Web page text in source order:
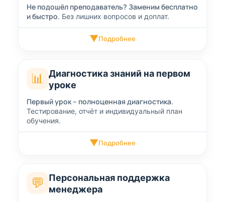
Не подошёл преподаватель? Заменим бесплатно
и быстро. Без лишних вопросов и доплат.
▼Подробнее
📊
Диагностика знаний на первом
уроке
Первый урок – полноценная диагностика.
Тестирование, отчёт и индивидуальный план
обучения.
▼Подробнее
💬
Персональная поддержка
менеджера